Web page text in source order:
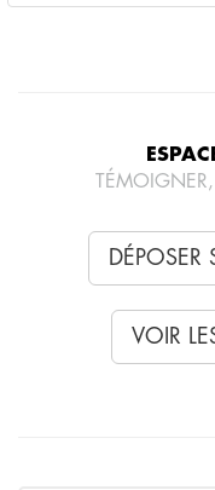
VOIR